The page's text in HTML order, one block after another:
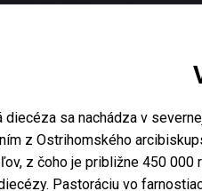
diecéza sa nachádza v
z Ostrihomského
z čoho je približne 450 000
Pastoráciu vo